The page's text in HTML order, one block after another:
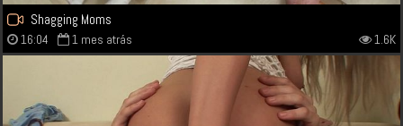
Shagging Moms
16:04 1 mes atrás 1.6K